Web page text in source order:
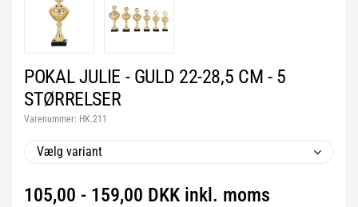
POKAL JULIE - GULD 22-28,5 CM - 5
STØRRELSER
Varenummer: HK.211
Vælg variant
105,00 - 159,00 DKK inkl. moms